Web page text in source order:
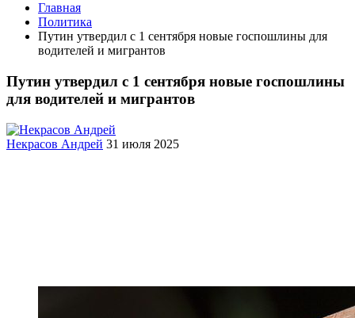
Главная
Политика
Путин утвердил с 1 сентября новые госпошлины для
водителей и мигрантов
Путин утвердил с 1 сентября новые госпошлины
для водителей и мигрантов
Некрасов Андрей 31 июля 2025